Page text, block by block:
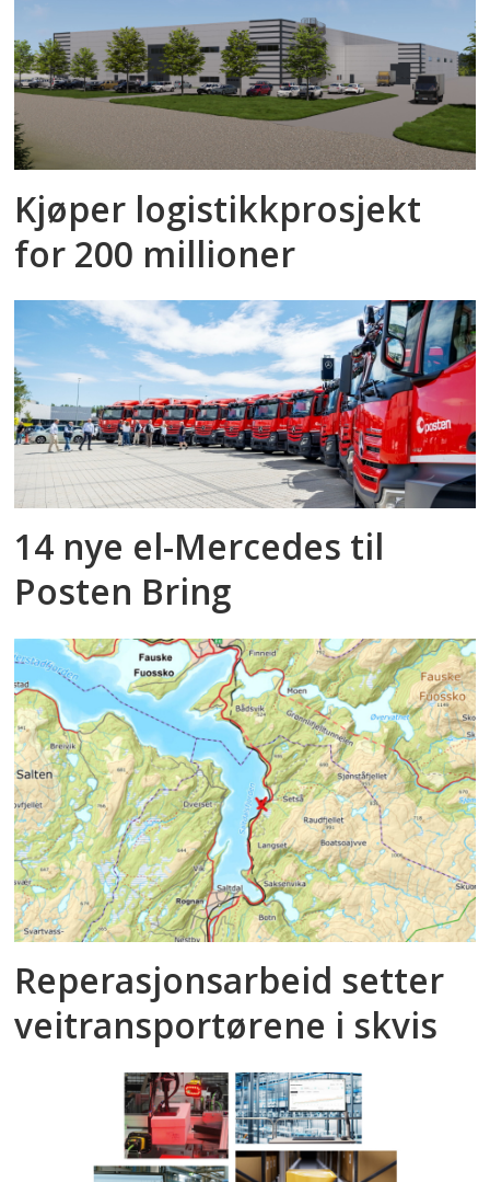
Kjøper logistikkprosjekt
for 200 millioner
14 nye el-Mercedes til
Posten Bring
Reperasjonsarbeid setter
veitransportørene i skvis